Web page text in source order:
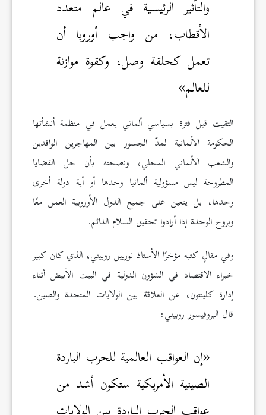
والتأثير الرئيسية في عالم متعدد
الأقطاب، من واجب أوروبا أن
تعمل كحلقة وصل، وكقوة موازنة
للعالم»
التقيت قبل فترة بسياسي ألماني يعمل في منظمة أنشأتها
الحكومة الألمانية لمدّ الجسور بين المهاجرين الوافدين
والشعب الألماني المحلي، ونصحته بأن حل القضايا
المطروحة ليس مسؤولية ألمانيا وحدها أو أية دولة أخرى
وحدها، بل يتعين على جميع الدول الأوروبية العمل معًا
وبروح الوحدة إذا أرادوا تحقيق السلام الدائم.
وفي مقالٍ كتبه مؤخرًا الأستاذ نورييل روبيني، الذي كان كبير
خبراء الاقتصاد في الشؤون الدولية في البيت الأبيض أثناء
إدارة كلينتون، عن العلاقة بين الولايات المتحدة والصين.
قال البروفيسور روبيني:
«إن العواقب العالمية للحرب الباردة
الصينية الأمريكية ستكون أشد من